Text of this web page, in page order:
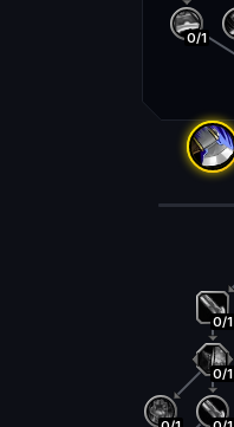
0/1
0/1
0/1